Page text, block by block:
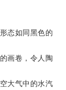
态如同黑色的
画卷，令人陶
大气中的水汽